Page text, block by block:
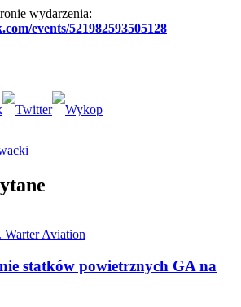
wydarzenia:
events/521982593505128
statków powietrznych GA na